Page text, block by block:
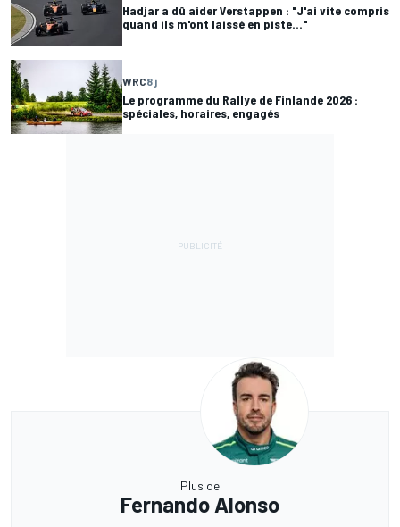
Hadjar a dû aider Verstappen : "J'ai vite compris
quand ils m'ont laissé en piste..."
WRC8 j
Le programme du Rallye de Finlande 2026 :
spéciales, horaires, engagés
Plus de
Fernando Alonso